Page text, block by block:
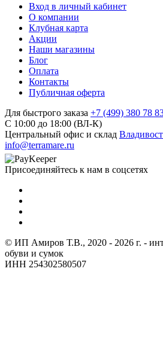
Вход в личный кабинет
О компании
Клубная карта
Акции
Наши магазины
Блог
Оплата
Контакты
Публичная оферта
Для быстрого заказа +7 (499) 380 78
C 10:00 до 18:00 (ВЛ-К)
Центральный офис и склад
info@terramare.ru
Присоединяйтесь к нам в соцсетях
© ИП Амиров Т.В., 2020 - 2026 г. -
обуви и сумок
ИНН 254302580507